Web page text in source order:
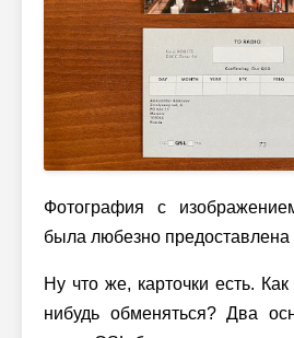
Фотография с
была любезно предоставлена
Ну что же, карточки есть.
нибудь обменяться? Два